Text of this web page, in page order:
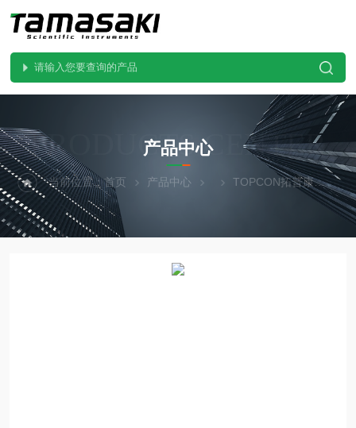
PRODUCTS CENTER
产品中心
当前位置：首页 产品中心 TOPCON拓普康